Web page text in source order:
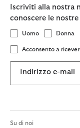
Iscriviti alla nostra
conoscere le
Uomo Donna
Acconsento a
Indirizzo e-mail
Su di noi